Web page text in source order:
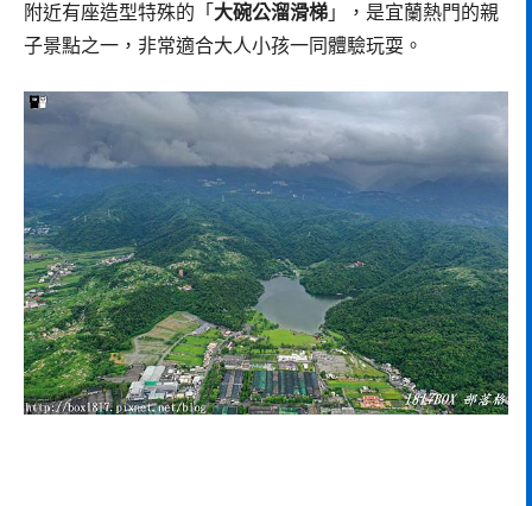
附近有座造型特殊的「 大碗公溜滑梯 」，是宜蘭熱門的親
子景點之一，非常適合大人小孩一同體驗玩耍。